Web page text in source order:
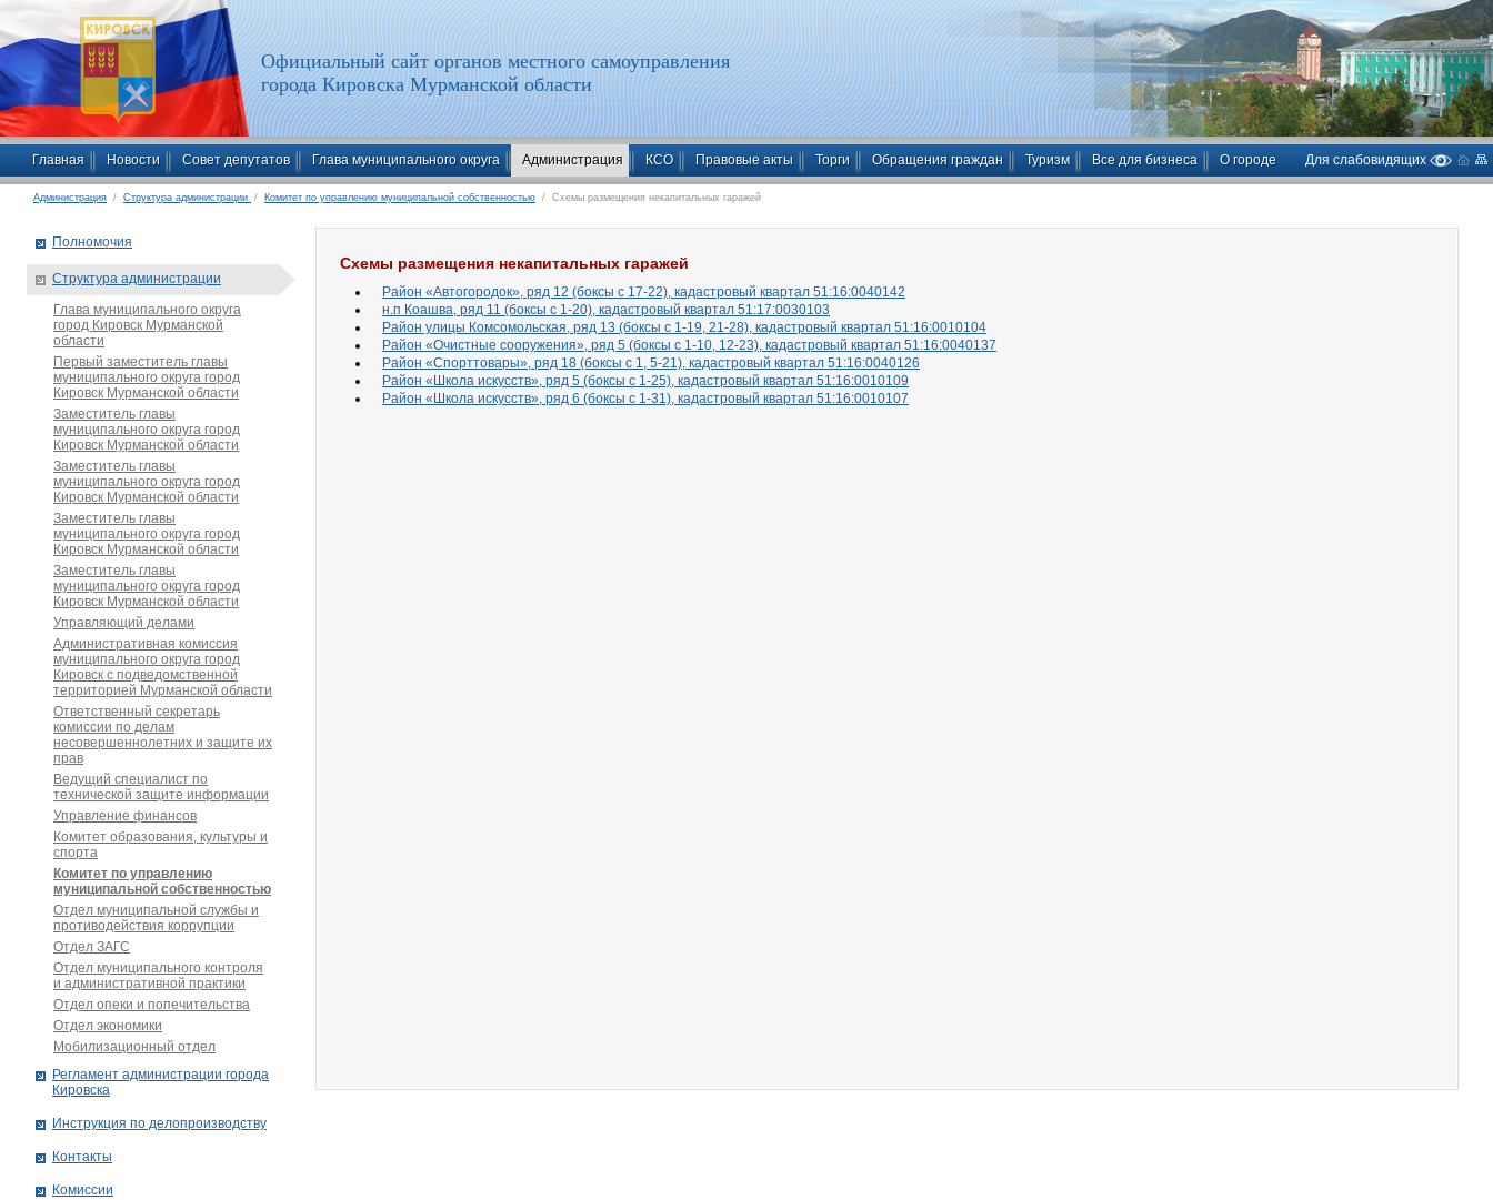
Официальный сайт органов местного самоуправления
города Кировска Мурманской области
Главная Новости Совет депутатов Глава муниципального округа Администрация КСО Правовые акты Торги Обращения граждан Туризм Все для бизнеса О городе Для слабовидящих
Администрация / Структура администрации / Комитет по управлению муниципальной собственностью / Схемы размещения некапитальных гаражей
Схемы размещения некапитальных гаражей
Район «Автогородок», ряд 12 (боксы с 17-22), кадастровый квартал 51:16:0040142
н.п Коашва, ряд 11 (боксы с 1-20), кадастровый квартал 51:17:0030103
Район улицы Комсомольская, ряд 13 (боксы с 1-19, 21-28), кадастровый квартал 51:16:0010104
Район «Очистные сооружения», ряд 5 (боксы с 1-10, 12-23), кадастровый квартал 51:16:0040137
Район «Спорттовары», ряд 18 (боксы с 1, 5-21), кадастровый квартал 51:16:0040126
Район «Школа искусств», ряд 5 (боксы с 1-25), кадастровый квартал 51:16:0010109
Район «Школа искусств», ряд 6 (боксы с 1-31), кадастровый квартал 51:16:0010107
Полномочия
Структура администрации
Глава муниципального округа
город Кировск Мурманской
области
Первый заместитель главы
муниципального округа город
Кировск Мурманской области
Заместитель главы
муниципального округа город
Кировск Мурманской области
Заместитель главы
муниципального округа город
Кировск Мурманской области
Заместитель главы
муниципального округа город
Кировск Мурманской области
Заместитель главы
муниципального округа город
Кировск Мурманской области
Управляющий делами
Административная комиссия
муниципального округа город
Кировск с подведомственной
территорией Мурманской области
Ответственный секретарь
комиссии по делам
несовершеннолетних и защите их
прав
Ведущий специалист по
технической защите информации
Управление финансов
Комитет образования, культуры и
спорта
Комитет по управлению
муниципальной собственностью
Отдел муниципальной службы и
противодействия коррупции
Отдел ЗАГС
Отдел муниципального контроля
и административной практики
Отдел опеки и попечительства
Отдел экономики
Мобилизационный отдел
Рег­ла­мент ад­ми­нист­ра­ции го­ро­да
Ки­ров­ска
Инструкция по делопроизводству
Контакты
Комиссии